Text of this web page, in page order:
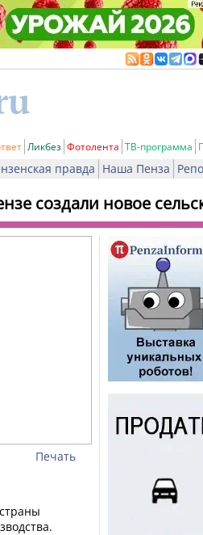
Ликбез Фотолента ТВ-программа
правда Наша Пенза
создали новое
Печать